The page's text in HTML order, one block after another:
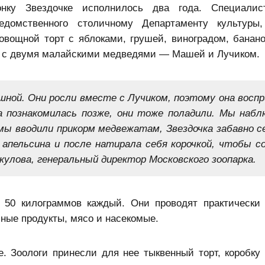
Звездочке исполнилось два года.
столичному Департаменту
торт с яблоками, грушей, виноградом,
с двумя малайскими медведями — Машей и Лучиком.
Они росли вместе с Лучиком, поэтому она
позже, они тоже поладили. Мы
вводили прикорм медвежатам, Звездочка забавно
и после натирала себя корочкой, чтобы
генеральный директор Московского зоопарка.
килограммов каждый. Они проводят
продукты, мясо и насекомые.
принесли для нее тыквенный торт,